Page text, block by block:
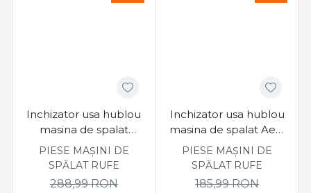
Inchizator usa hublou
masina de spalat
Electrolux, Aeg,
Privileg 1461174045
PIESE MAȘINI DE
SPĂLAT RUFE
288,99RON
Inchizator usa hublou
masina de spalat Aeg,
Electrolux, Zanussi
8084553083
PIESE MAȘINI DE
SPĂLAT RUFE
185,99RON